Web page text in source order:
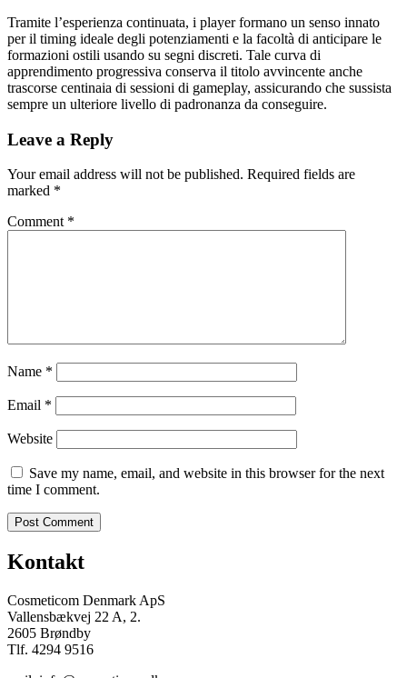
Tramite l’esperienza continuata, i player formano un senso innato
per il timing ideale degli potenziamenti e la facoltà di anticipare le
formazioni ostili usando su segni discreti. Tale curva di
apprendimento progressiva conserva il titolo avvincente anche
trascorse centinaia di sessioni di gameplay, assicurando che sussista
sempre un ulteriore livello di padronanza da conseguire.
Leave a Reply
Your email address will not be published. Required fields are
marked *
Comment *
Name *
Email *
Website
Save my name, email, and website in this browser for the next
time I comment.
Kontakt
Cosmeticom Denmark ApS
Vallensbækvej 22 A, 2.
2605 Brøndby
Tlf. 4294 9516